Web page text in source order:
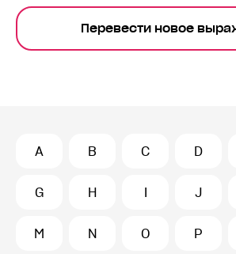
Перевести новое
A B C D
G H I J
M N O P